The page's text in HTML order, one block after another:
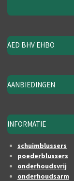
AED BHV EHBO
AANBIEDINGEN
INFORMATIE
schuimblussers
poederblussers
onderhoudsvrij
onderhoudsarm